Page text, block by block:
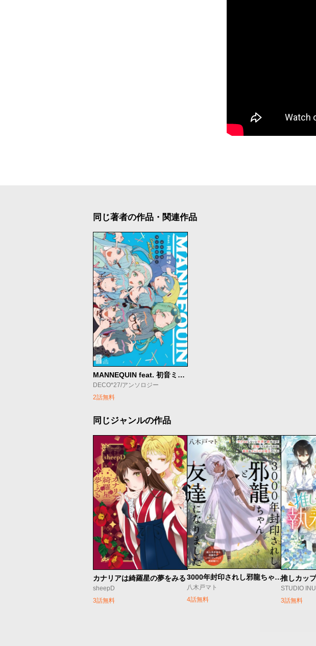
同じ著者の作品・関連作品
MANNEQUIN feat. 初音ミク コミックアンソロジー
DECO*27/アンソロジー
2話無料
同じジャンルの作品
カナリアは綺羅星の夢をみる
sheepD
3話無料
3000年封印されし邪龍ちゃんと友達になりました
八木戸マト
4話無料
3話無料